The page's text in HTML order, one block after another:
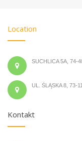
Location
SUCHLICA 5A, 74-
UL. ŚLĄSKA 8, 73-
Kontakt